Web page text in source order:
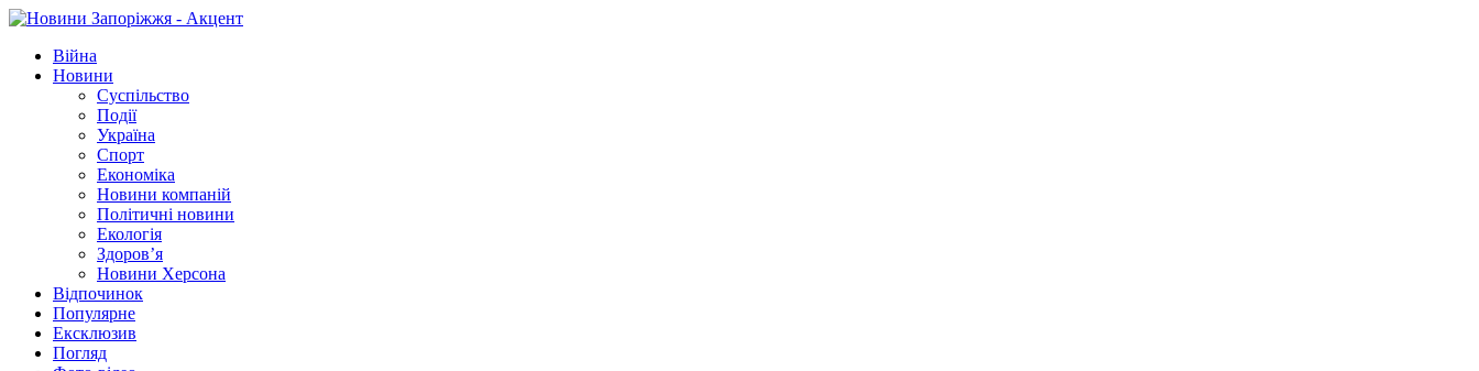
Війна
Новини
Суспільство
Події
Україна
Спорт
Економіка
Новини компаній
Політичні новини
Екологія
Здоров’я
Новини Херсона
Відпочинок
Популярне
Ексклюзив
Погляд